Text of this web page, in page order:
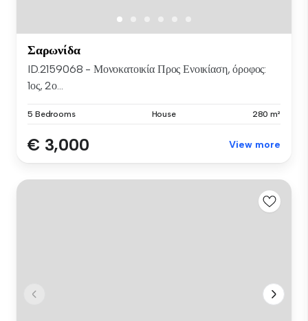
Σαρωνίδα
ID.2159068 - Μονοκατοικία Προς Ενοικίαση, όροφος:
1ος, 2ο...
5 Bedrooms House 280 m²
€ 3,000 View more